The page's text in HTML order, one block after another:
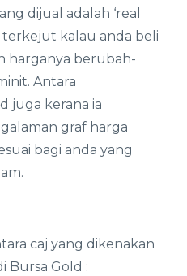
dijual adalah ‘real
terkejut kalau anda beli
harganya berubah-
Antara
juga kerana ia
graf harga
bagi anda yang
caj yang dikenakan
Bursa Gold :